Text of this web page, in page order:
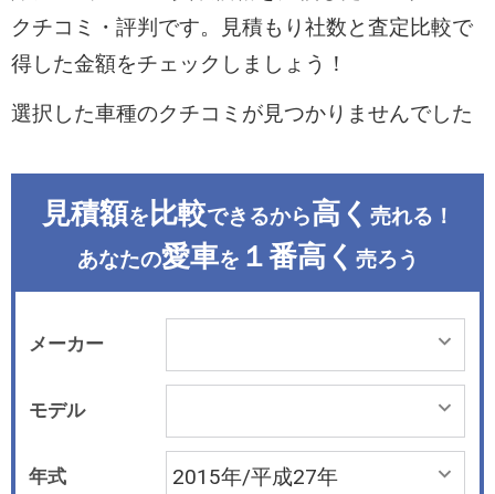
クチコミ・評判です。見積もり社数と査定比較で
得した金額をチェックしましょう！
選択した車種のクチコミが見つかりませんでした
見積額を 比較できるから高く 売れる！
あなたの愛車を １番高く 売ろう
メーカー
モデル
年式